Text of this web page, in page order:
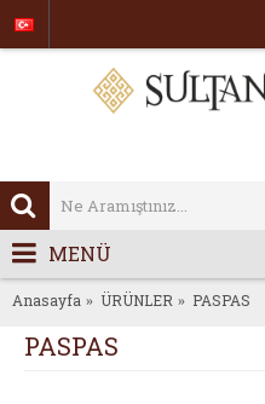
MENÜ
Anasayfa ÜRÜNLER PASPAS
PASPAS